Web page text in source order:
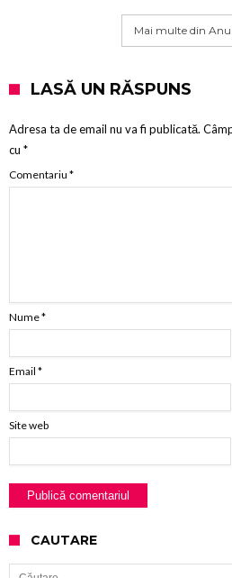
Mai multe din
LASĂ UN RĂSPUNS
Adresa ta de email nu va fi publicată.
cu *
Comentariu *
Nume*
Email *
Site web
CAUTARE
Caută după: